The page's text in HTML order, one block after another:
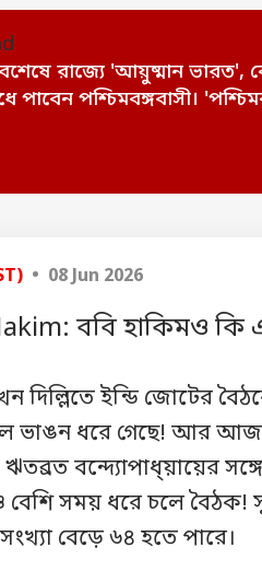
রাজ্যে 'আয়ুষ্মান ভারত',
পাবেন পশ্চিমবঙ্গবাসী।
• 08 Jun 2026
ববি হাকিমও কি
দিল্লিতে ইন্ডি জোটের
ভাঙন ধরে গেছে! আর
বন্দ্যোপাধ্য়ায়ের
সময় ধরে চলে বৈঠক!
বেড়ে ৬৪ হতে পারে।